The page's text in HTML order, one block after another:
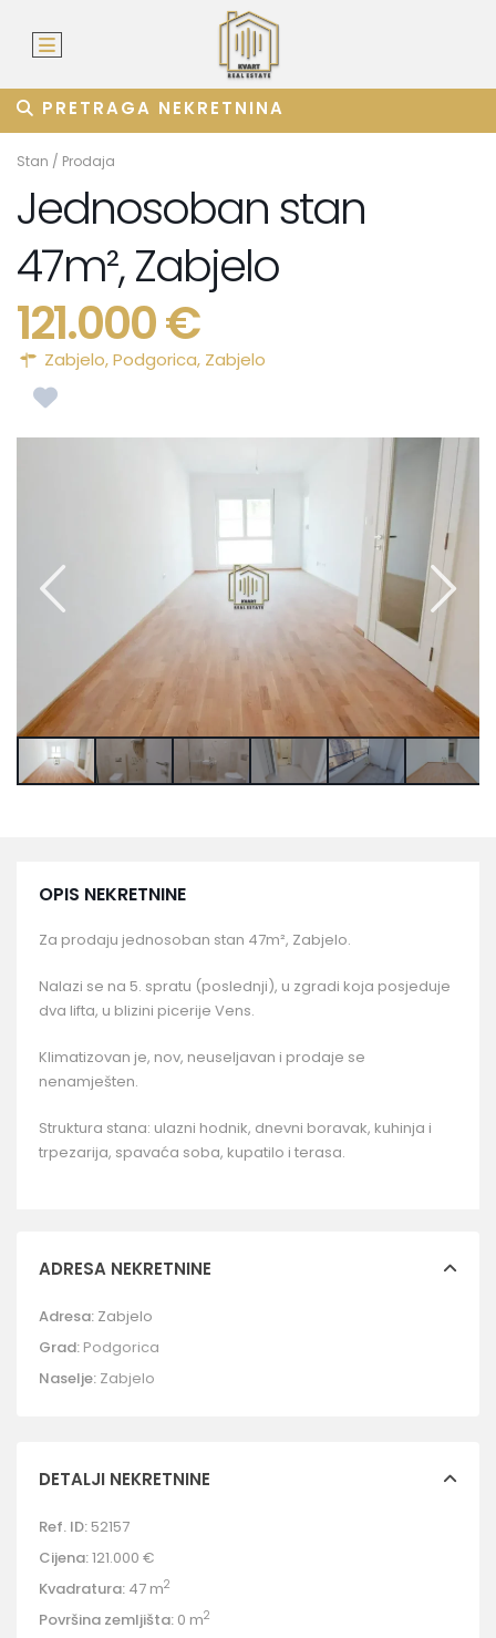
PRETRAGA NEKRETNINA
Stan / Prodaja
Jednosoban stan
47m², Zabjelo
121.000 €
Zabjelo,Podgorica, Zabjelo
OPIS NEKRETNINE
Za prodaju jednosoban stan 47m², Zabjelo.
Nalazi se na 5. spratu (poslednji), u zgradi koja posjeduje
dva lifta, u blizini picerije Vens.
Klimatizovan je, nov, neuseljavan i prodaje se
nenamješten.
Struktura stana: ulazni hodnik, dnevni boravak, kuhinja i
trpezarija, spavaća soba, kupatilo i terasa.
ADRESA NEKRETNINE
Adresa: Zabjelo
Grad: Podgorica
Naselje: Zabjelo
DETALJI NEKRETNINE
Ref. ID: 52157
Cijena:121.000 €
Kvadratura: 47 m2
Površina zemljišta: 0 m2